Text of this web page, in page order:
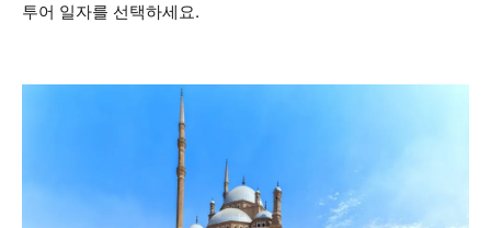
투어 일자를 선택하세요.